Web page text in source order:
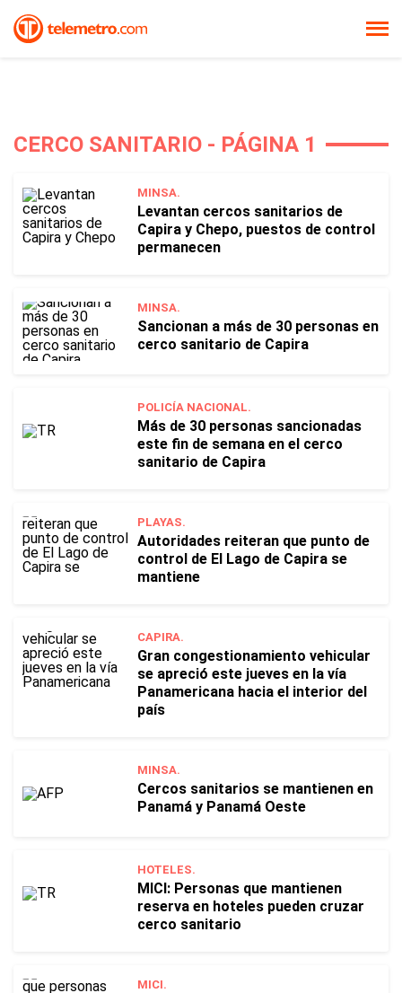
CERCO SANITARIO - PÁGINA 1
MINSA.
Levantan cercos sanitarios de
Capira y Chepo, puestos de control
permanecen
MINSA.
Sancionan a más de 30 personas en
cerco sanitario de Capira
POLICÍA NACIONAL.
Más de 30 personas sancionadas
este fin de semana en el cerco
sanitario de Capira
PLAYAS.
Autoridades reiteran que punto de
control de El Lago de Capira se
mantiene
CAPIRA.
Gran congestionamiento vehicular
se apreció este jueves en la vía
Panamericana hacia el interior del
país
MINSA.
Cercos sanitarios se mantienen en
Panamá y Panamá Oeste
HOTELES.
MICI: Personas que mantienen
reserva en hoteles pueden cruzar
cerco sanitario
MICI.